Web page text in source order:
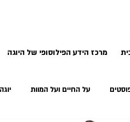
מרכז הידע הפילוסופי של היוגה
על החיים ועל המוות יוגה